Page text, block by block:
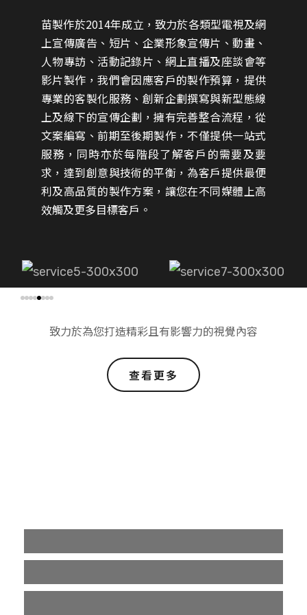
苗製作於2014年成立，致力於各類型電視及網
上宣傳廣告、短片、企業形象宣傳片、動畫、
人物專訪、活動記錄片、網上直播及座談會等
影片製作，我們會因應客戶的製作預算，提供
專業的客製化服務、創新企劃撰寫與新型態線
上及線下的宣傳企劃，擁有完善整合流程，從
文案編寫、前期至後期製作，不僅提供一站式
服務，同時亦於每階段了解客戶的需要及要
求，達到創意與技術的平衡，為客戶提供最便
利及高品質的製作方案，讓您在不同媒體上高
效觸及更多目標客戶。
致力於為您打造精彩且有影響力的視覺內容
查看更多